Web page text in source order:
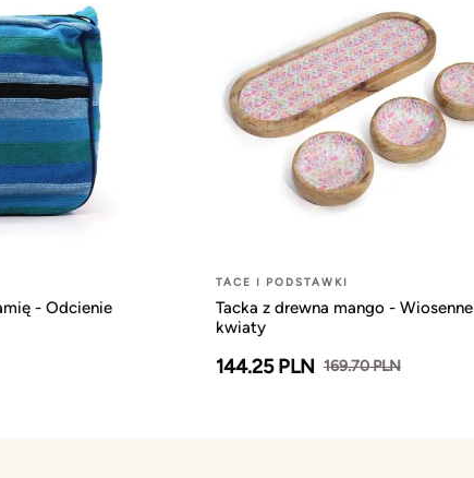
- Odcienie
TACE I PODSTAWKI
Tacka z drewna mango - Wiosenne
kwiaty
144.25 PLN 169.70 PLN